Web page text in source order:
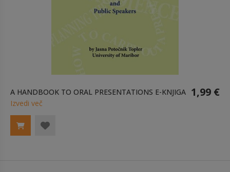
A HANDBOOK TO ORAL PRESENTATIONS E-KNJIGA 1,99 €
Izvedi več